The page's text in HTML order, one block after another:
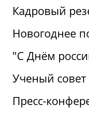
Кадровый
Новогоднее
"С Днём
Ученый совет
Пресс-